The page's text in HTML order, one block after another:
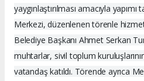
yaygınlaştırılması amacıyla
Merkezi, düzenlenen törenle
Belediye Başkanı Ahmet Serkan
muhtarlar, sivil toplum
vatandaş katıldı. Törende ayrıca